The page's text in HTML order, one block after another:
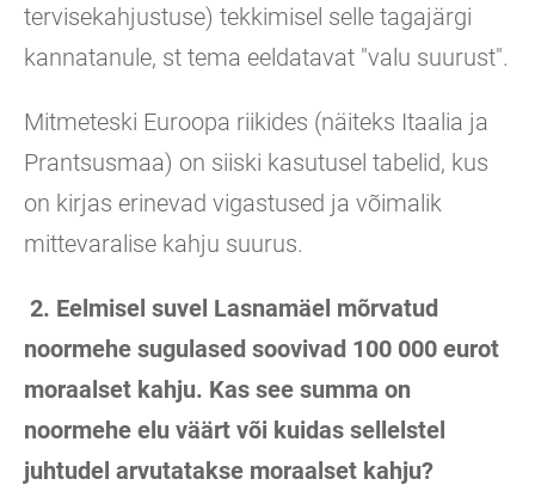
tervisekahjustuse) tekkimisel selle tagajärgi
kannatanule, st tema eeldatavat "valu suurust".
Mitmeteski Euroopa riikides (näiteks Itaalia ja
Prantsusmaa) on siiski kasutusel tabelid, kus
on kirjas erinevad vigastused ja võimalik
mittevaralise kahju suurus.
2. Eelmisel suvel Lasnamäel mõrvatud
noormehe sugulased soovivad 100 000 eurot
moraalset kahju. Kas see summa on
noormehe elu väärt või kuidas sellelstel
juhtudel arvutatakse moraalset kahju?